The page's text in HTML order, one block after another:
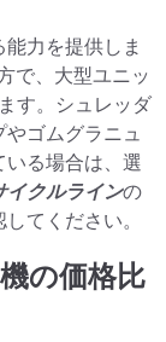
力を提供しま
で、大型ユニッ
す。シュレッダ
ゴムグラニュ
る場合は、選
イクルラインの
てください。
の価格比